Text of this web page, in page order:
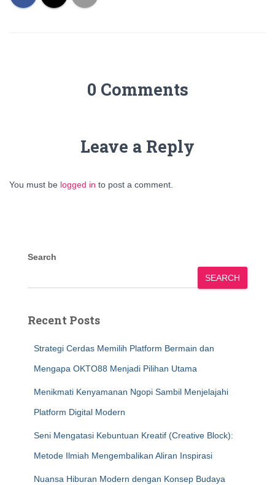
0 Comments
Leave a Reply
You must be logged in to post a comment.
Search
SEARCH
Recent Posts
Strategi Cerdas Memilih Platform Bermain dan
Mengapa OKTO88 Menjadi Pilihan Utama
Menikmati Kenyamanan Ngopi Sambil Menjelajahi
Platform Digital Modern
Seni Mengatasi Kebuntuan Kreatif (Creative Block):
Metode Ilmiah Mengembalikan Aliran Inspirasi
Nuansa Hiburan Modern dengan Konsep Budaya